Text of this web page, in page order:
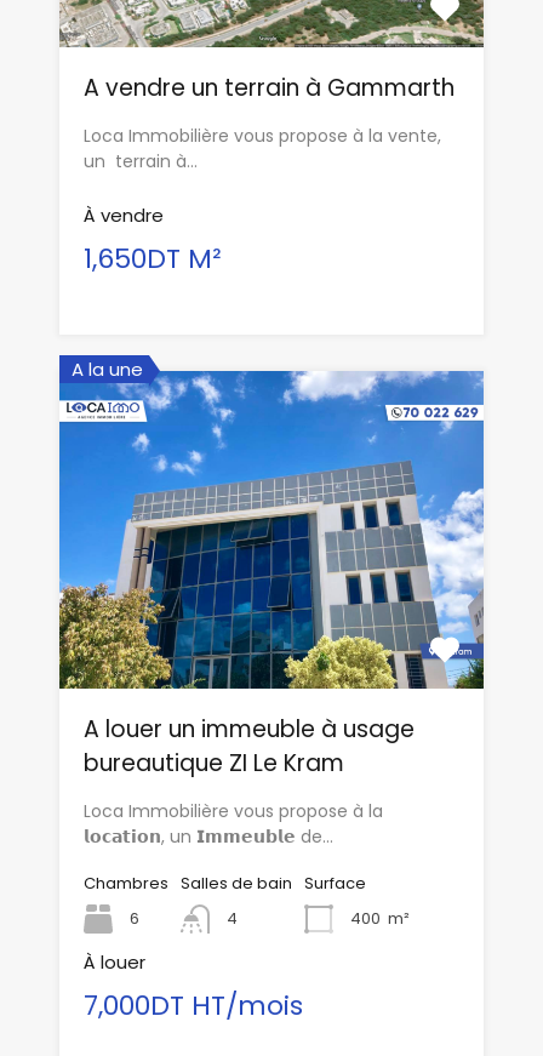
A vendre un terrain à Gammarth
Loca Immobilière vous propose à la vente,
un terrain à…
À vendre
1,650DT M²
A la une
A louer un immeuble à usage
bureautique ZI Le Kram
Loca Immobilière vous propose à la
𝗹𝗼𝗰𝗮𝘁𝗶𝗼𝗻, un 𝗜𝗺𝗺𝗲𝘂𝗯𝗹𝗲 de…
Chambres
6
Salles de bain
4
Surface
400 m²
À louer
7,000DT HT/mois